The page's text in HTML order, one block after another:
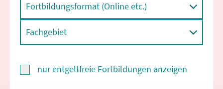
Fortbildungsformat (Online etc.)
Fachgebiet
nur entgeltfreie Fortbildungen anzeigen